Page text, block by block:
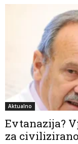
Aktualno
Evtanazija?
za